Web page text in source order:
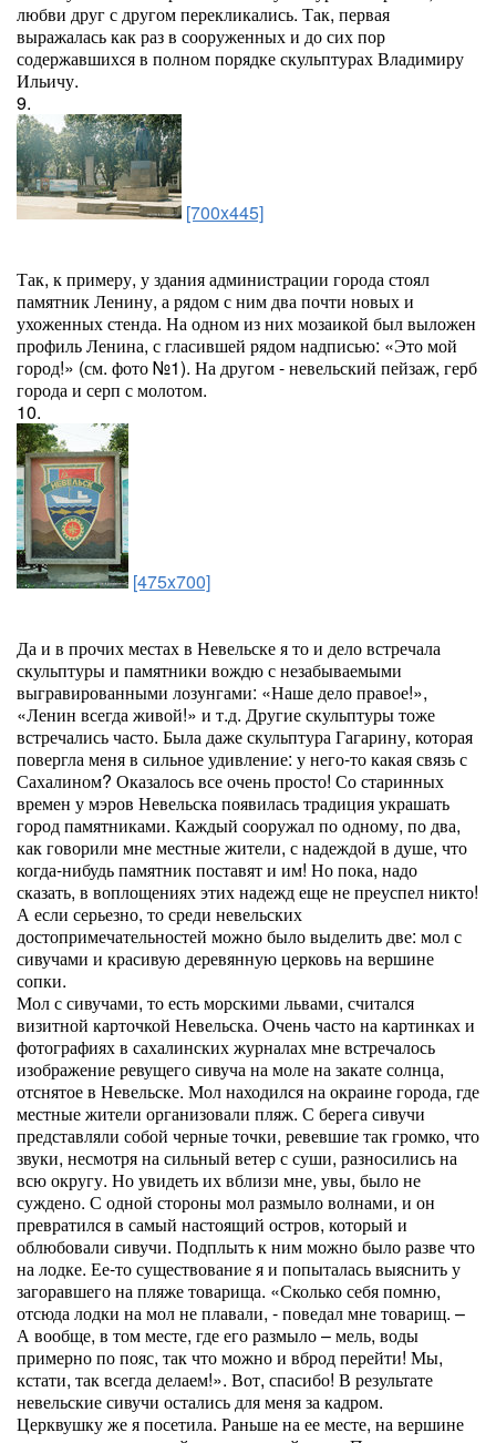
любви друг с другом перекликались. Так, первая
выражалась как раз в сооруженных и до сих пор
содержавшихся в полном порядке скульптурах Владимиру
Ильичу.
9.
[700x445]
Так, к примеру, у здания администрации города стоял
памятник Ленину, а рядом с ним два почти новых и
ухоженных стенда. На одном из них мозаикой был выложен
профиль Ленина, с гласившей рядом надписью: «Это мой
город!» (см. фото №1). На другом - невельский пейзаж, герб
города и серп с молотом.
10.
[475x700]
Да и в прочих местах в Невельске я то и дело встречала
скульптуры и памятники вождю с незабываемыми
выгравированными лозунгами: «Наше дело правое!»,
«Ленин всегда живой!» и т.д. Другие скульптуры тоже
встречались часто. Была даже скульптура Гагарину, которая
повергла меня в сильное удивление: у него-то какая связь с
Сахалином? Оказалось все очень просто! Со старинных
времен у мэров Невельска появилась традиция украшать
город памятниками. Каждый сооружал по одному, по два,
как говорили мне местные жители, с надеждой в душе, что
когда-нибудь памятник поставят и им! Но пока, надо
сказать, в воплощениях этих надежд еще не преуспел никто!
А если серьезно, то среди невельских
достопримечательностей можно было выделить две: мол с
сивучами и красивую деревянную церковь на вершине
сопки.
Мол с сивучами, то есть морскими львами, считался
визитной карточкой Невельска. Очень часто на картинках и
фотографиях в сахалинских журналах мне встречалось
изображение ревущего сивуча на моле на закате солнца,
отснятое в Невельске. Мол находился на окраине города, где
местные жители организовали пляж. С берега сивучи
представляли собой черные точки, ревевшие так громко, что
звуки, несмотря на сильный ветер с суши, разносились на
всю округу. Но увидеть их вблизи мне, увы, было не
суждено. С одной стороны мол размыло волнами, и он
превратился в самый настоящий остров, который и
облюбовали сивучи. Подплыть к ним можно было разве что
на лодке. Ее-то существование я и попыталась выяснить у
загоравшего на пляже товарища. «Сколько себя помню,
отсюда лодки на мол не плавали, - поведал мне товарищ. –
А вообще, в том месте, где его размыло – мель, воды
примерно по пояс, так что можно и вброд перейти! Мы,
кстати, так всегда делаем!». Вот, спасибо! В результате
невельские сивучи остались для меня за кадром.
Церквушку же я посетила. Раньше на ее месте, на вершине